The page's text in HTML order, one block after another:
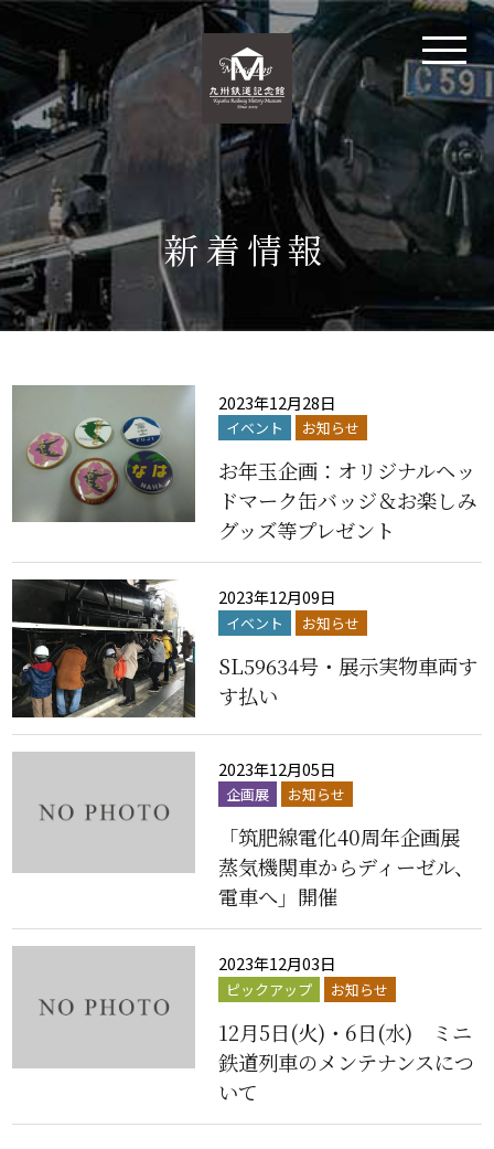
新着情報
2023年12月28日
イベント お知らせ
お年玉企画：オリジナルヘッ
ドマーク缶バッジ＆お楽しみ
グッズ等プレゼント
2023年12月09日
イベント お知らせ
SL59634号・展示実物車両す
す払い
2023年12月05日
企画展 お知らせ
「筑肥線電化40周年企画展
蒸気機関車からディーゼル、
電車へ」開催
2023年12月03日
ピックアップ お知らせ
12月5日(火)・6日(水) ミニ
鉄道列車のメンテナンスにつ
いて